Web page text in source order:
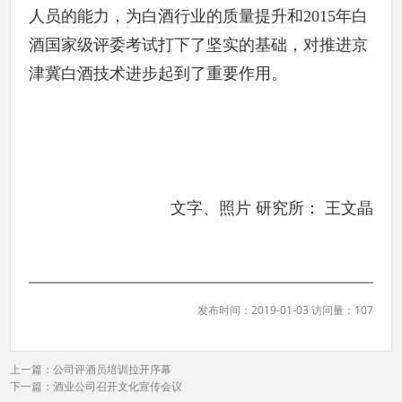
人员的能力，为白酒行业的质量提升和2015年白
酒国家级评委考试打下了坚实的基础，对推进京
津冀白酒技术进步起到了重要作用。
文字、照片 研究所： 王文晶
发布时间：2019-01-03 访问量：107
上一篇：公司评酒员培训拉开序幕
下一篇：酒业公司召开文化宣传会议